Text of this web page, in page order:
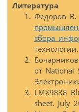
Литература
Федоров В.
сбора
от National
LMX9838
sheet. July